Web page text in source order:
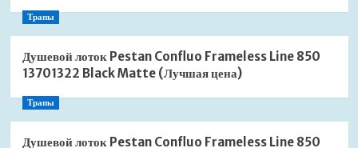
Трапы
Душевой лоток Pestan Confluo Frameless Line 850
13701322 Black Matte (Лучшая цена)
Трапы
Душевой лоток Pestan Confluo Frameless Line 850